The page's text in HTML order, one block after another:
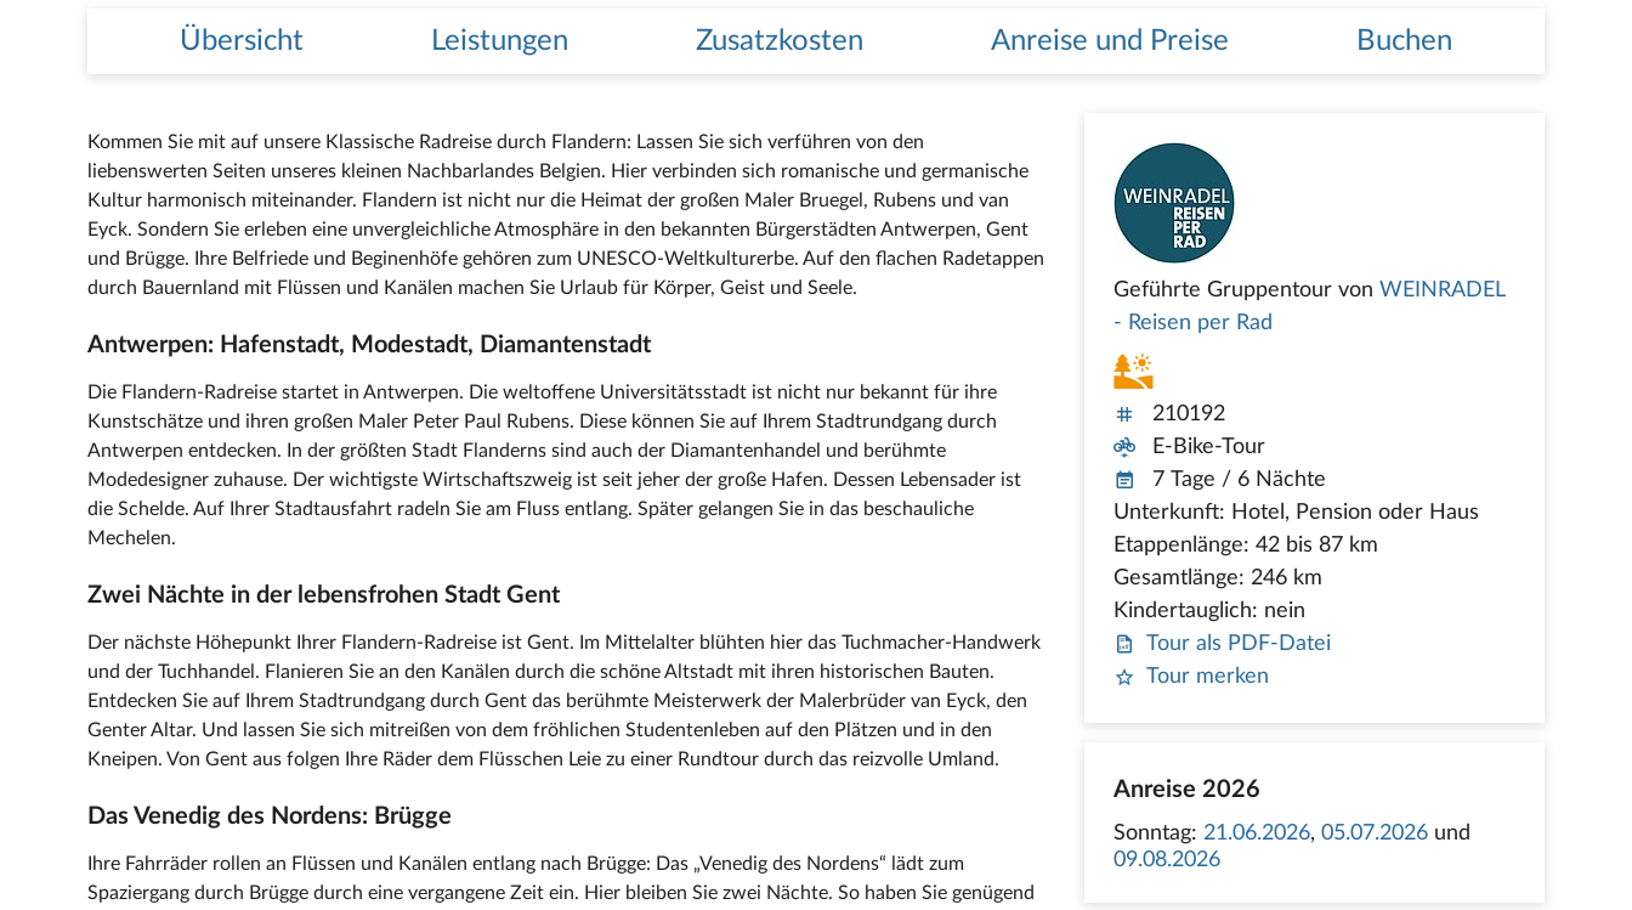
Übersicht Leistungen Zusatzkosten Anreise und Preise Buchen
Kommen Sie mit auf unsere Klassische Radreise durch Flandern: Lassen Sie sich verführen von den
liebenswerten Seiten unseres kleinen Nachbarlandes Belgien. Hier verbinden sich romanische und germanische
Kultur harmonisch miteinander. Flandern ist nicht nur die Heimat der großen Maler Bruegel, Rubens und van
Eyck. Sondern Sie erleben eine unvergleichliche Atmosphäre in den bekannten Bürgerstädten Antwerpen, Gent
und Brügge. Ihre Belfriede und Beginenhöfe gehören zum UNESCO-Weltkulturerbe. Auf den flachen Radetappen
durch Bauernland mit Flüssen und Kanälen machen Sie Urlaub für Körper, Geist und Seele.
Antwerpen: Hafenstadt, Modestadt, Diamantenstadt
Die Flandern-Radreise startet in Antwerpen. Die weltoffene Universitätsstadt ist nicht nur bekannt für ihre
Kunstschätze und ihren großen Maler Peter Paul Rubens. Diese können Sie auf Ihrem Stadtrundgang durch
Antwerpen entdecken. In der größten Stadt Flanderns sind auch der Diamantenhandel und berühmte
Modedesigner zuhause. Der wichtigste Wirtschaftszweig ist seit jeher der große Hafen. Dessen Lebensader ist
die Schelde. Auf Ihrer Stadtausfahrt radeln Sie am Fluss entlang. Später gelangen Sie in das beschauliche
Mechelen.
Zwei Nächte in der lebensfrohen Stadt Gent
Der nächste Höhepunkt Ihrer Flandern-Radreise ist Gent. Im Mittelalter blühten hier das Tuchmacher-Handwerk
und der Tuchhandel. Flanieren Sie an den Kanälen durch die schöne Altstadt mit ihren historischen Bauten.
Entdecken Sie auf Ihrem Stadtrundgang durch Gent das berühmte Meisterwerk der Malerbrüder van Eyck, den
Genter Altar. Und lassen Sie sich mitreißen von dem fröhlichen Studentenleben auf den Plätzen und in den
Kneipen. Von Gent aus folgen Ihre Räder dem Flüsschen Leie zu einer Rundtour durch das reizvolle Umland.
Das Venedig des Nordens: Brügge
Ihre Fahrräder rollen an Flüssen und Kanälen entlang nach Brügge: Das „Venedig des Nordens“ lädt zum
Spaziergang durch Brügge durch eine vergangene Zeit ein. Hier bleiben Sie zwei Nächte. So haben Sie genügend
Geführte Gruppentour vonWEINRADEL
- Reisen per Rad
210192
E-Bike-Tour
7 Tage / 6 Nächte
Unterkunft: Hotel, Pension oder Haus
Etappenlänge: 42 bis 87 km
Gesamtlänge: 246 km
Kindertauglich: nein
Tour als PDF-Datei
Tour merken
Anreise 2026
Sonntag:21.06.2026,05.07.2026 und
09.08.2026